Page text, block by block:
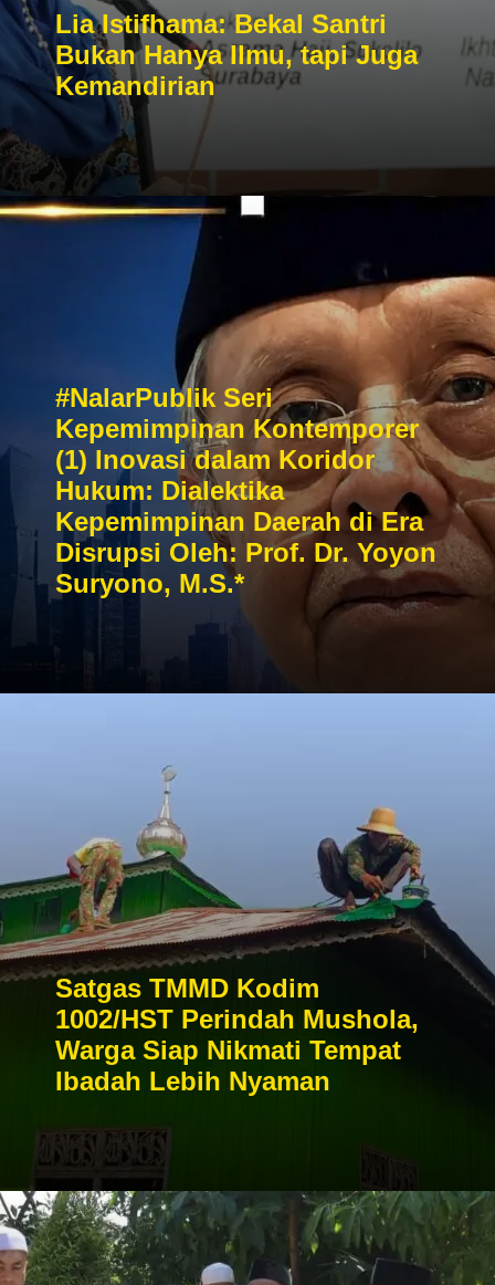
Lia Istifhama: Bekal Santri
Bukan Hanya Ilmu, tapi Juga
Kemandirian
#NalarPublik Seri
Kepemimpinan Kontemporer
(1) Inovasi dalam Koridor
Hukum: Dialektika
Kepemimpinan Daerah di Era
Disrupsi Oleh: Prof. Dr. Yoyon
Suryono, M.S.*
Satgas TMMD Kodim
1002/HST Perindah Mushola,
Warga Siap Nikmati Tempat
Ibadah Lebih Nyaman